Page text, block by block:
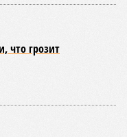
полотенце;
борцы вступают
заключается в
борьбы
сохраняя при
народными